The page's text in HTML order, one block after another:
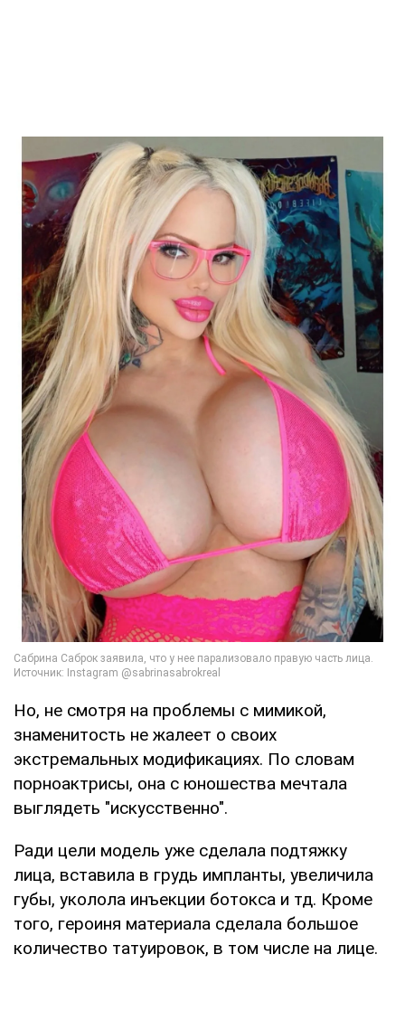
Но, не смотря на проблемы с мимикой,
знаменитость не жалеет о своих
экстремальных модификациях. По словам
порноактрисы, она с юношества мечтала
выглядеть "искусственно".
Ради цели модель уже сделала подтяжку
лица, вставила в грудь импланты, увеличила
губы, уколола инъекции ботокса и тд. Кроме
того, героиня материала сделала большое
количество татуировок, в том числе на лице.